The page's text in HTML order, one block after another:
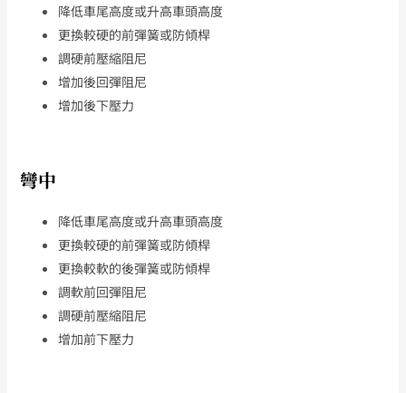
降低車尾高度或升高車頭高度
更換較硬的前彈簧或防傾桿
調硬前壓縮阻尼
增加後回彈阻尼
增加後下壓力
彎中
降低車尾高度或升高車頭高度
更換較硬的前彈簧或防傾桿
更換較軟的後彈簧或防傾桿
調軟前回彈阻尼
調硬前壓縮阻尼
增加前下壓力